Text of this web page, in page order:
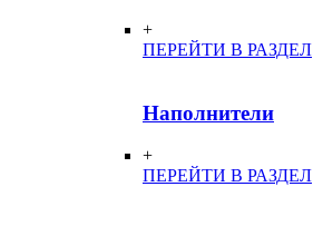
+
ПЕРЕЙТИ В РАЗДЕЛ
Наполнители
+
ПЕРЕЙТИ В РАЗДЕЛ